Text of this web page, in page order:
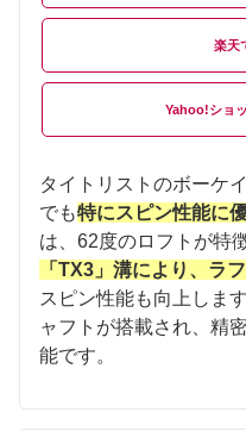
楽天
Yahoo!ショ
タイトリストのボーケ
でも特にスピン性能に
は、62度のロフトが特
「TX3」溝により、ラ
スピン性能も向上しま
ャフトが搭載され、精
能です。